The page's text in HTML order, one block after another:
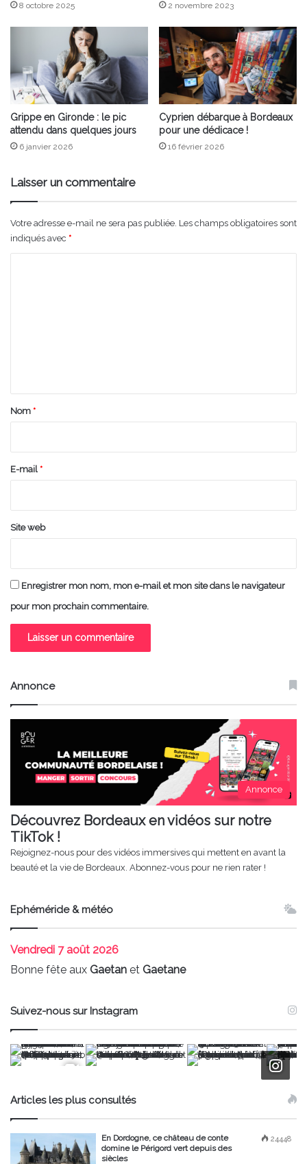
8 octobre 2025 2 novembre 2023
Grippe en Gironde : le pic
attendu dans quelques jours
6 janvier 2026
Cyprien débarque à Bordeaux
pour une dédicace !
16 février 2026
Laisser un commentaire
Votre adresse e-mail ne sera pas publiée. Les champs obligatoires sont
indiqués avec *
a
e
Nom *
E-mail *
Site web
Enregistrer mon nom, mon e-mail et mon site dans le navigateur
pour mon prochain commentaire.
Annonce
Annonce
Découvrez Bordeaux en vidéos sur notre
TikTok !
Rejoignez-nous pour des vidéos immersives qui mettent en avant la
beauté et la vie de Bordeaux. Abonnez-vous pour ne rien rater !
Ephéméride & météo
Vendredi 7 août 2026
Bonne fête aux Gaetan et Gaetane
Suivez-nous sur Instagram
Articles les plus consultés
24448
En Dordogne, ce château de conte
domine le Périgord vert depuis des
siècles